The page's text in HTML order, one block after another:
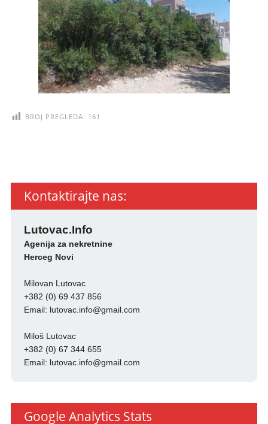
BROJ PREGLEDA: 161
Kontaktirajte nas:
Lutovac.Info
Agenija za nekretnine
Herceg Novi
Milovan Lutovac
+382 (0) 69 437 856
Email: lutovac.info@gmail.com
Miloš Lutovac
+382 (0) 67 344 655
Email: lutovac.info@gmail.com
Google Analytics Stats